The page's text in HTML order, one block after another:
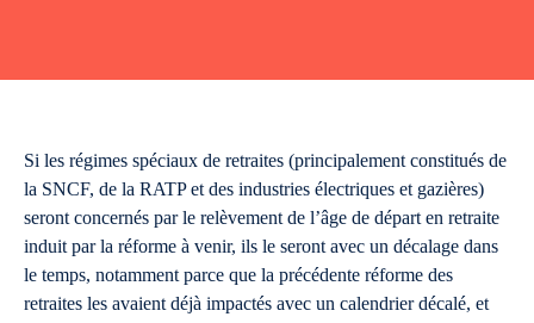
Si les régimes spéciaux de retraites (principalement constitués de
la SNCF, de la RATP et des industries électriques et gazières)
seront concernés par le relèvement de l’âge de départ en retraite
induit par la réforme à venir, ils le seront avec un décalage dans
le temps, notamment parce que la précédente réforme des
retraites les avaient déjà impactés avec un calendrier décalé, et